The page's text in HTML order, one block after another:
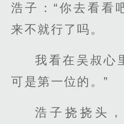
浩子：“你去看看
来不就行了吗。
我看在吴叔心
可是第一位的。”
浩子挠挠头